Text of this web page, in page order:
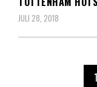
JULI 28, 2018
1